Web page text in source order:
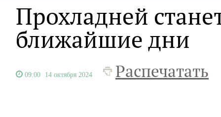
Прохладней
ближайшие дни
09:00 14 октября 2024 Распечатать